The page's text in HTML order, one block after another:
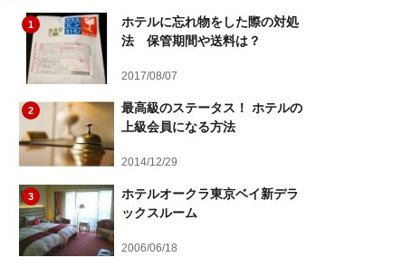
1
ホテルに忘れ物をした際の対処
法 保管期間や送料は？
2017/08/07
2
最高級のステータス！ ホテルの
上級会員になる方法
2014/12/29
3
ホテルオークラ東京ベイ新デラ
ックスルーム
2006/06/18